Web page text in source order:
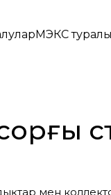
МЭКС туралы
мен